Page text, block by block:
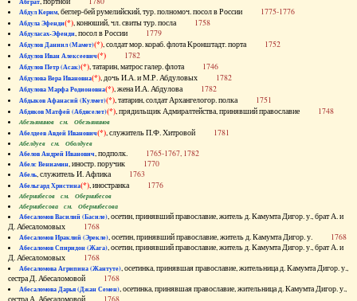
Абдул Керим, беглер-бей румелийский, тур. полномоч. посол в России 1775-1776
Абдула Эфенди(*), конюший, чл. свиты тур. посла 1758
Абдуласах-Эфенди, посол в России 1779
Абдулов Даниил (Мамет)(*), солдат мор. кораб. флота Кронштадт. порта 1752
Абдулов Иван Алексеевич(*) 1782
Абдулов Петр (Асак)(*), татарин, матрос галер. флота 1746
Абдулова Вера Ивановна(*), дочь И.А. и М.Р. Абдуловых 1782
Абдулова Марфа Родионовна(*), жена И.А. Абдулова 1782
Абдыков Афанасий (Кулмет)(*), татарин, солдат Архангелогор. полка 1751
Абдяков Матфей (Абдяселет)(*), прядильщик Адмиралтейства, принявший православие 1748
Абезьянинов см. Обезьянинов
Абелдеев Авдей Иванович(*), служитель П.Ф. Хитровой 1781
Абелдуев см. Оболдуев
Абелов Андрей Иванович, подполк. 1765-1767, 1782
Абелс Вениамин, иностр. поручик 1770
Абель, служитель И. Афлика 1763
Абельгард Христина(*), иностранка 1776
Абернибесов см. Обернибесов
Абернибесова см. Обернибесова
Абесаломов Василий (Басиле), осетин, принявший православие, житель д. Камумта Дигор. у., брат А. и
Д. Абесаломовых 1768
Абесаломов Ираклий (Эрекле), осетин, принявший православие, житель д. Камумта Дигор. у. 1768
Абесаломов Спиридон (Жага), осетин, принявший православие, житель д. Камумта Дигор. у., брат А. и
Д. Абесаломовых 1768
Абесаломова Агрипина (Жантуте), осетинка, принявшая православие, жительница д. Камумта Дигор. у.,
сестра Д. Абесаломовой 1768
Абесаломова Дарья (Джан Семен), осетинка, принявшая православие, жительница д. Камумта Дигор. у.,